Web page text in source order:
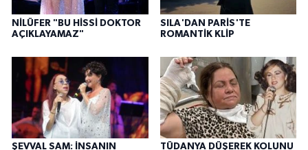
NİLÜFER "BU HİSSİ DOKTOR
AÇIKLAYAMAZ"
SILA'DAN PARİS'TE
ROMANTİK KLİP
ŞEVVAL SAM: İNSANIN
TÜDANYA DÜŞEREK KOLUNU